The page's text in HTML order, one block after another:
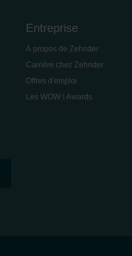
Entreprise
À propos de Zehnder
Carrière chez Zehnder
Offres d'emploi
Les WOW ! Awards